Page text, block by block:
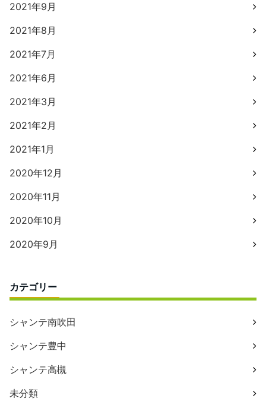
2021年9月
2021年8月
2021年7月
2021年6月
2021年3月
2021年2月
2021年1月
2020年12月
2020年11月
2020年10月
2020年9月
カテゴリー
シャンテ南吹田
シャンテ豊中
シャンテ高槻
未分類